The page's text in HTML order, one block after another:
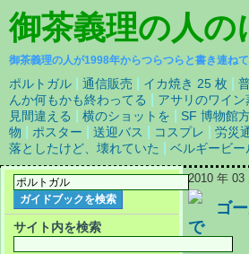
御茶義理の人の
御茶義理の人が1998年からつらつらと書き連ね
ポルトガル 通信販売 イカ焼き 25 枚
んか何もかも終わってる
アサリのワイン
見間違える
横のショットを SF 博物館
物
ポスター 送迎バス コスプレ 労災
落としたけど、壊れていた
ベルギービー
2010 年 03
ゴ
で
サイト内を検索